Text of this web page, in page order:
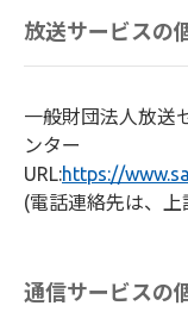
放送サービスの
一般財団法人放送
ンター
URL:https://
(電話連絡先は、上
通信サービスの